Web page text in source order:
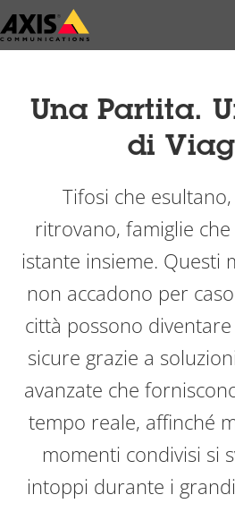
Salta
al
Una Partita.
di
Tifosi che
ritrovano, famiglie
istante insieme. Questi
non accadono per
città possono
sicure grazie a
avanzate che
tempo reale, affinché
momenti condivisi si
intoppi durante i